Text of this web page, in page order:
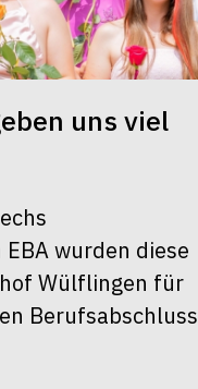
uns viel
wurden diese
Wülflingen für
Berufsabschluss